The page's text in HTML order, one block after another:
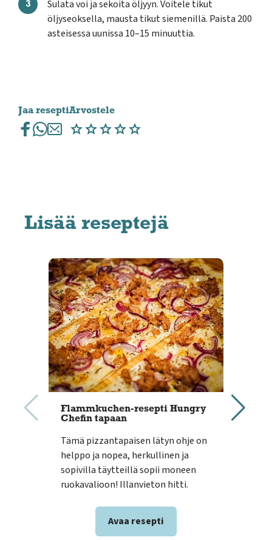
Sulata voi ja sekoita öljyyn. Voitele tikut
öljyseoksella, mausta tikut siemenillä. Paista 200
asteisessa uunissa 10–15 minuuttia.
Jaa reseptiArvostele
Lisää reseptejä
Flammkuchen-resepti Hungry
Chefin tapaan
Tämä pizzantapaisen lätyn ohje on
helppo ja nopea, herkullinen ja
sopivilla täytteillä sopii moneen
ruokavalioon! Illanvieton hitti.
Avaa resepti